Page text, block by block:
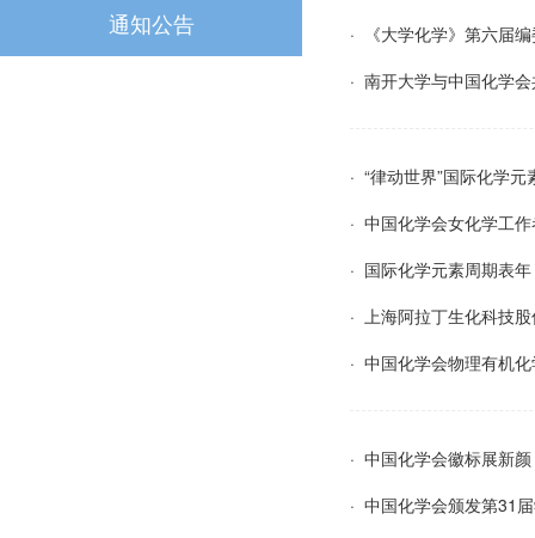
通知公告
· 《大学化学》第六届
· 南开大学与中国化学
· “律动世界”国际化学
· 中国化学会女化学工
· 国际化学元素周期表
· 上海阿拉丁生化科技
· 中国化学会物理有机
· 中国化学会徽标展新颜
· 中国化学会颁发第31